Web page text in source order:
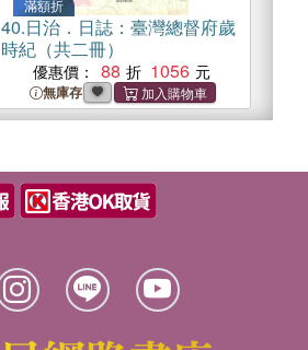
滿額折
40.日治．日誌：臺灣總督府歲
時紀（共二冊）
優惠價： 88 1056
無庫存